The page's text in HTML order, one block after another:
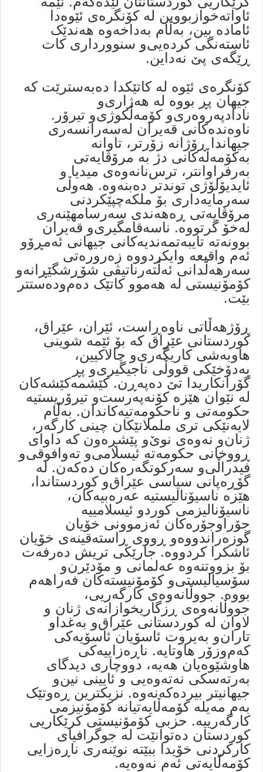
ئاواتەخوازبووین لە کۆنگرەی ئێوەدا
ئامادە بین، بەڵام بەداخەوە هەندێک
ئاستەنگی کردەیی‌و سنوورداری کات
ڕێگەی پێ نەداین.
کۆنگرەی ئێوە لە کاتێکدا دەبەسترێت کە
جیهان پڕ بووە لە هەژاری‌و
نادادپەروەری‌و کۆمەڵکوژی‌و تیرۆر.
ناوەندەکانی قەیران لەسەرانسەری
جیهاندا ڕۆژانە زۆرتر، تاوانە
بەکۆمەڵەکانی دژ بە مرۆڤایەتی
بەرفراوانتر، ترس‌نانه‌وه‌ی میدیا و
ئایدیۆلۆژی توندتر دەبنەوە. هەوڵی
سەرمایەداری بۆ ملکەچپێکردنی
مرۆڤایەتی ڕەهەندی سەرسامهێنەری
لەخۆ گرتووە. ناسەقامگیری‌و قەیران
بوونەتە تایبەتمەندیەکانی جیهانی ئەمڕۆو
ئەم واقیعە وایکردووە زەرورەتی
سەرهەڵدانی ئەڵتەرناتیڤی شۆڕشگێڕانەو
کۆمۆنیستی لە هەموو کاتێک دەم‌ودەستتر
بێت.
ڕۆژهەڵاتی ناوەڕاست، ئێران، عێراق،
کوردستانی عێراق کە بۆ ئێمە شوینی
هاوبەشی کاریگەری‌و چالاکیین،
بەدۆخێکی قووڵی ناجیگیری‌و پڕ
گۆرانکاریدا تێ دەپەڕن. کێشمەکێشەکان
لە نێوان هێزە کۆنەپەرست‌و تیرۆریستیە
حکومەتی و ناحکومەتیەکاندان. بەڵام
لایەنێکی تری ململانێکان چینی کارگەر،
ژنان‌و نەوەی نوێ‌و پێشڕەون کە داوای
ڕووخانی حکومەتە ئیسلامی‌و تەوافوقی‌و
فیدراڵی‌و سەرکوتگەرەکان دەکەن. لە
گۆڕەپانی سیاسی عێراق‌و کوردستاندا،
هێزە ناسیۆنالیستیە عەرەبیەکان،
ناسیۆنالیزمی کوردو ئیسلامییە
جۆراوجۆرەکان ئەزموونی خۆیان
گوزەراندووەو ڕووی ڕاستەقینەی خۆیان
ئاشکرا کردووە. جارێکی تریش دەرفەت
بۆ بزووتنەوە عەلمانی و مۆدێرن‌و
سۆسیالیستی‌و کۆمۆنیستەکان فەراهەم
بووە. جووڵانەوەی کارگەریی،
جووڵانەوەی ڕزگاریخوازانەی ژنان و
لاوان لە کوردستانی عێراق‌و بەغداو
تاران‌و بەیروت ئاسۆیان ئاسۆیەکی
کەم‌وزۆر هاوتایە. ناڕەزاییەکی
هاوشێوەیان هەیە، دووچاری دیدگای
بەرتەسکی نەتەوەیی و ئایینی نین‌و
جیهانیتر بیردەکەنەوە. نزیکترین ڕەوتێک
بەم مەیلە کۆمەڵایەتیانە کۆمۆنیزمی
کارگەرییە. حزبی کۆمۆنیستی کرێکاریی
کوردستان دەتوانێت لە جوگرافیای
کارکردنی خۆیدا ببێتە نوێنەری ناڕەزایی
کۆمەڵایەتی ئەم نەوەیە.